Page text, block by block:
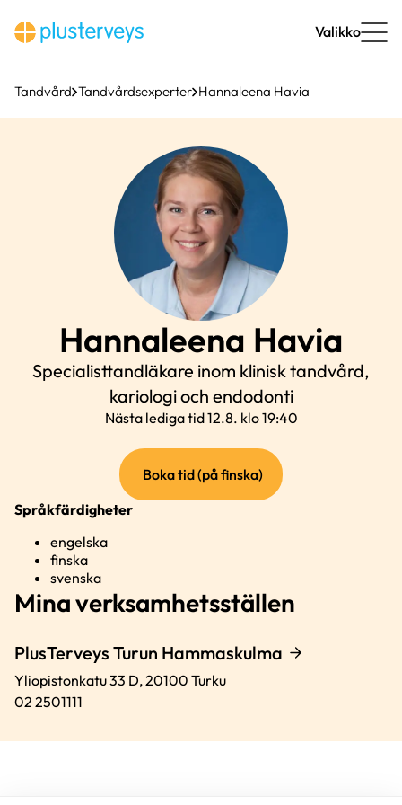
till
innehåll
Valikko
Tandvård Tandvårdsexperter Hannaleena Havia
Hannaleena Havia
Specialisttandläkare inom klinisk tandvård,
kariologi och endodonti
Nästa lediga tid 12.8. klo 19:40
Boka tid (på finska)(extern
länk)
Språkfärdigheter
engelska
finska
svenska
Mina verksamhetsställen
PlusTerveys Turun Hammaskulma
Yliopistonkatu 33 D,20100 Turku
02 2501111